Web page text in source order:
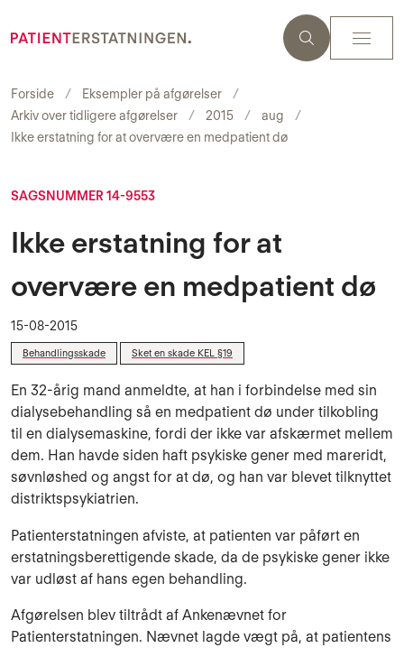
Forside
Eksempler på afgørelser
Arkiv over tidligere afgørelser
2015
aug
Ikke erstatning for at overvære en medpatient dø
SAGSNUMMER 14-9553
Ikke erstatning for at
overvære en medpatient dø
15-08-2015
Behandlingsskade Sket en skade KEL §19
En 32-årig mand anmeldte, at han i forbindelse med sin
dialysebehandling så en medpatient dø under tilkobling
til en dialysemaskine, fordi der ikke var afskærmet mellem
dem. Han havde siden haft psykiske gener med mareridt,
søvnløshed og angst for at dø, og han var blevet tilknyttet
distriktspsykiatrien.
Patienterstatningen afviste, at patienten var påført en
erstatningsberettigende skade, da de psykiske gener ikke
var udløst af hans egen behandling.
Afgørelsen blev tiltrådt af Ankenævnet for
Patienterstatningen. Nævnet lagde vægt på, at patientens